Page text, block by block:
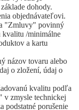
dohody.
objednávateľovi.
"Zmluvy" povinný
kvalitu /minimálne
a kartu
názov tovaru alebo
o zložení, údaj o
kvalitu podľa
v zmysle technickej
podstatné porušenie